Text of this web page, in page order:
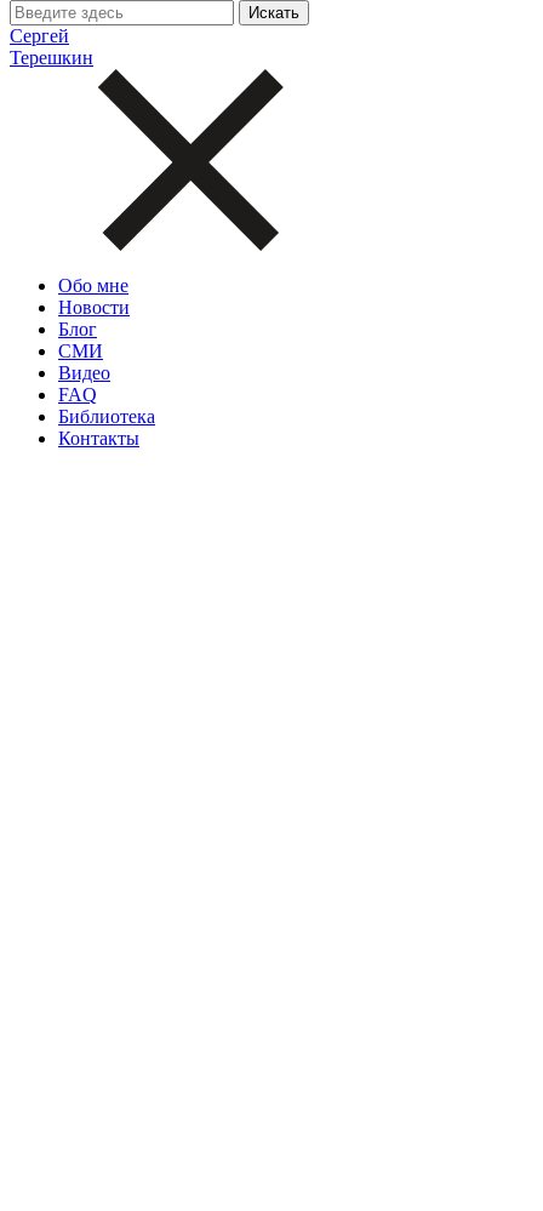
Сергей
Терешкин
Обо мне
Новости
Блог
СМИ
Видео
FAQ
Библиотека
Контакты